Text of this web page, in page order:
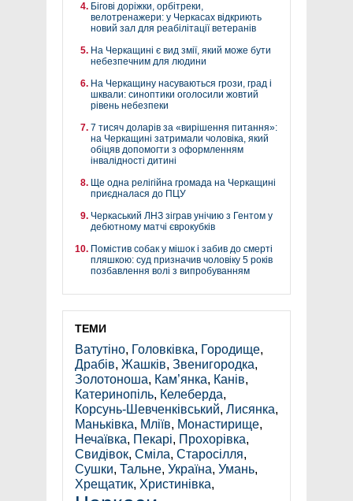
Бігові доріжки, орбітреки,
велотренажери: у Черкасах відкриють
новий зал для реабілітації ветеранів
На Черкащині є вид змії, який може бути
небезпечним для людини
На Черкащину насуваються грози, град і
шквали: синоптики оголосили жовтий
рівень небезпеки
7 тисяч доларів за «вирішення питання»:
на Черкащині затримали чоловіка, який
обіцяв допомогти з оформленням
інвалідності дитині
Ще одна релігійна громада на Черкащині
приєдналася до ПЦУ
Черкаський ЛНЗ зіграв унічию з Гентом у
дебютному матчі єврокубків
Помістив собак у мішок і забив до смерті
пляшкою: суд призначив чоловіку 5 років
позбавлення волі з випробуванням
ТЕМИ
Ватутіно, Головківка, Городище,
Драбів, Жашків, Звенигородка,
Золотоноша, Кам’янка, Канів,
Катеринопіль, Келеберда,
Корсунь-Шевченківський, Лисянка,
Маньківка, Мліїв, Монастирище,
Нечаївка, Пекарі, Прохорівка,
Свидівок, Сміла, Старосілля,
Сушки, Тальне, Україна, Умань,
Хрещатик, Христинівка,